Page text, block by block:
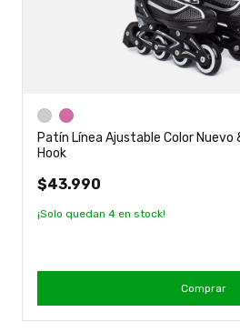
Patín Línea Ajustable Color Nuevo
Hook
$43.990
¡Solo quedan 4 en stock!
Comprar